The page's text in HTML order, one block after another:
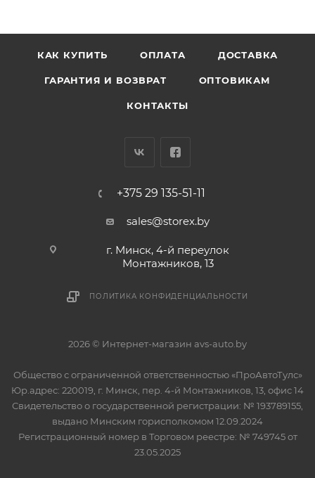
КАК КУПИТЬ ОПЛАТА ДОСТАВКА
ГАРАНТИЯ И ВОЗВРАТ ОПТОВИКАМ
КОНТАКТЫ
+375 29 135-51-11
sales@storex.by
г. Минск, 4-й переулок
Монтажников, 13
ПОЛИТИКА КОНФИДЕНЦИАЛЬНОСТИ
2026 © Интернет-магазин avs-auto.by
Общество с ограниченной ответственностью «ПроАвтоТулс»
Юр.адрес: 220019, г. Минск, пер. 4-й Монтажников, 13, офис 14
Свидетельство о государственной регистрации: № 193789155,
выдано Минским горисполкомом 12.09.2024
Регистрационный номер в Торговом реестре: № 749745 от
23.05.2025